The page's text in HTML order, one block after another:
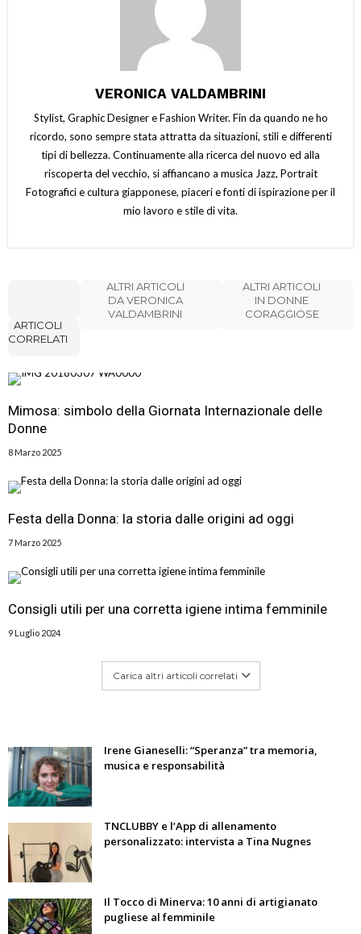
VERONICA VALDAMBRINI
Stylist, Graphic Designer e Fashion Writer. Fin da quando ne ho
ricordo, sono sempre stata attratta da situazioni, stili e differenti
tipi di bellezza. Continuamente alla ricerca del nuovo ed alla
riscoperta del vecchio, si affiancano a musica Jazz, Portrait
Fotografici e cultura giapponese, piaceri e fonti di ispirazione per il
mio lavoro e stile di vita.
ARTICOLI
CORRELATI
ALTRI ARTICOLI
DA VERONICA
VALDAMBRINI
ALTRI ARTICOLI
IN DONNE
CORAGGIOSE
Mimosa: simbolo della Giornata Internazionale delle
Donne
8 Marzo 2025
Festa della Donna: la storia dalle origini ad oggi
7 Marzo 2025
Consigli utili per una corretta igiene intima femminile
9 Luglio 2024
Carica altri articoli correlati
Irene Gianeselli: “Speranza” tra memoria,
musica e responsabilità
TNCLUBBY e l’App di allenamento
personalizzato: intervista a Tina Nugnes
Il Tocco di Minerva: 10 anni di artigianato
pugliese al femminile